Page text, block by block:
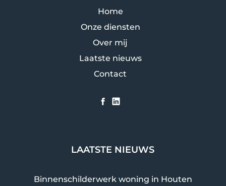
Home
Onze diensten
Over mij
Laatste nieuws
Contact
LAATSTE NIEUWS
Binnenschilderwerk woning in Houten